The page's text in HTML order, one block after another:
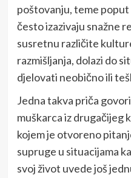
poštovanju, teme
često izazivaju snažne
susretnu različite
razmišljanja, dolazi do
djelovati neobično ili
Jedna takva priča
muškarca iz drugačijeg
kojem je otvoreno
supruge u situacijama
svoj život uvede još